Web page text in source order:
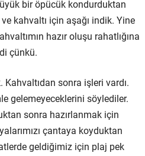
bir öpücük kondurduktan
kahvaltı için aşağı indik. Yine
hazır oluşu rahatlığına
çünkü.
Kahvaltıdan sonra işleri vardı.
gelemeyeceklerini söylediler.
sonra hazırlanmak için
çantaya koyduktan
geldiğimiz için plaj pek